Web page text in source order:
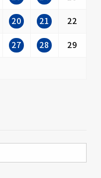
20 21
22
27 28
29